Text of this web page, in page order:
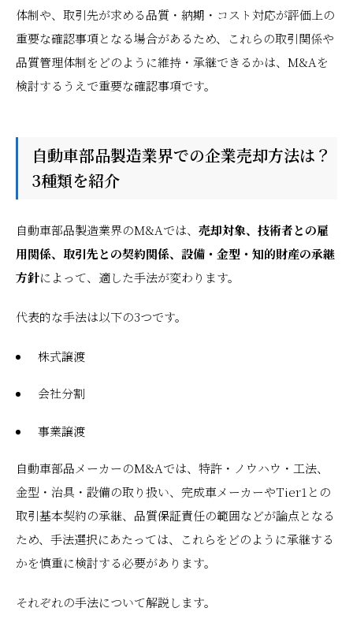
体制や、取引先が求める品質・納期・コスト対応が評価上の
重要な確認事項となる場合があるため、これらの取引関係や
品質管理体制をどのように維持・承継できるかは、M&Aを
検討するうえで重要な確認事項です。
自動車部品製造業界での企業売却方法は？
3種類を紹介
自動車部品製造業界のM&Aでは、 売却対象、技術者との雇
用関係、取引先との契約関係、設備・金型・知的財産の承継
方針によって、適した手法が変わります。
代表的な手法は以下の3つです。
株式譲渡
会社分割
事業譲渡
自動車部品メーカーのM&Aでは、特許・ノウハウ・工法、
金型・治具・設備の取り扱い、完成車メーカーやTier1との
取引基本契約の承継、品質保証責任の範囲などが論点となる
ため、手法選択にあたっては、これらをどのように承継する
かを慎重に検討する必要があります。
それぞれの手法について解説します。